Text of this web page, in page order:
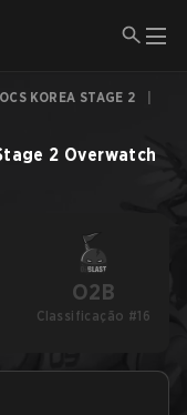
OCS KOREA STAGE 2
2 Overwatch
O2B
Classificação #16